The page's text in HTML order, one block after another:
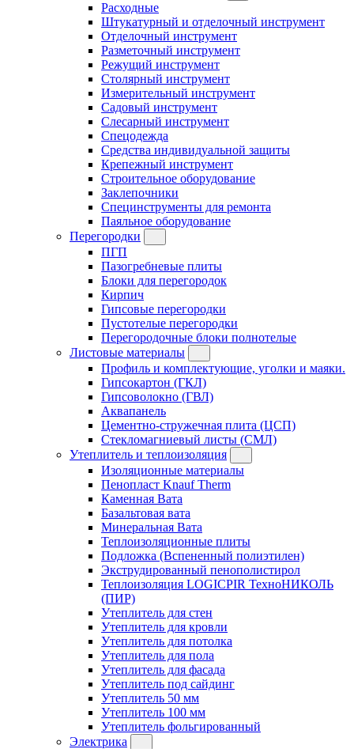
Расходные
Штукатурный и отделочный инструмент
Отделочный инструмент
Разметочный инструмент
Режущий инструмент
Столярный инструмент
Измерительный инструмент
Садовый инструмент
Слесарный инструмент
Спецодежда
Средства индивидуальной защиты
Крепежный инструмент
Строительное оборудование
Заклепочники
Специнструменты для ремонта
Паяльное оборудование
Перегородки
ПГП
Пазогребневые плиты
Блоки для перегородок
Кирпич
Гипсовые перегородки
Пустотелые перегородки
Перегородочные блоки полнотелые
Листовые материалы
Профиль и комплектующие, уголки и маяки.
Гипсокартон (ГКЛ)
Гипсоволокно (ГВЛ)
Аквапанель
Цементно-стружечная плита (ЦСП)
Стекломагниевый листы (СМЛ)
Утеплитель и теплоизоляция
Изоляционные материалы
Пенопласт Knauf Therm
Каменная Вата
Базальтовая вата
Минеральная Вата
Теплоизоляционные плиты
Подложка (Вспененный полиэтилен)
Экструдированный пенополистирол
Теплоизоляция LOGICPIR ТехноНИКОЛЬ
(ПИР)
Утеплитель для стен
Утеплитель для кровли
Утеплитель для потолка
Утеплитель для пола
Утеплитель для фасада
Утеплитель под сайдинг
Утеплитель 50 мм
Утеплитель 100 мм
Утеплитель фольгированный
Электрика